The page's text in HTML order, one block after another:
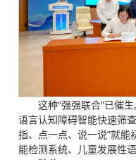
这种“强强联合”已催
语言认知障碍智能快速筛
指、点一点、说一说”就
能检测系统、儿童发展性